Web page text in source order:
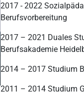
2017 - 2022
Berufsvorbereitung
2017 – 2021 Duales
Berufsakademie
2014 – 2017 Studium
2011 – 2014 Studium